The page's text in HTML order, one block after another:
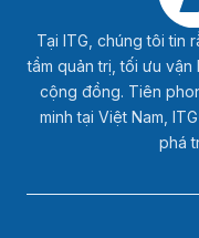
Tại ITG, chúng tôi tin
tầm quản trị, tối ưu
cộng đồng. Tiên
minh tại Việt Nam,
phá